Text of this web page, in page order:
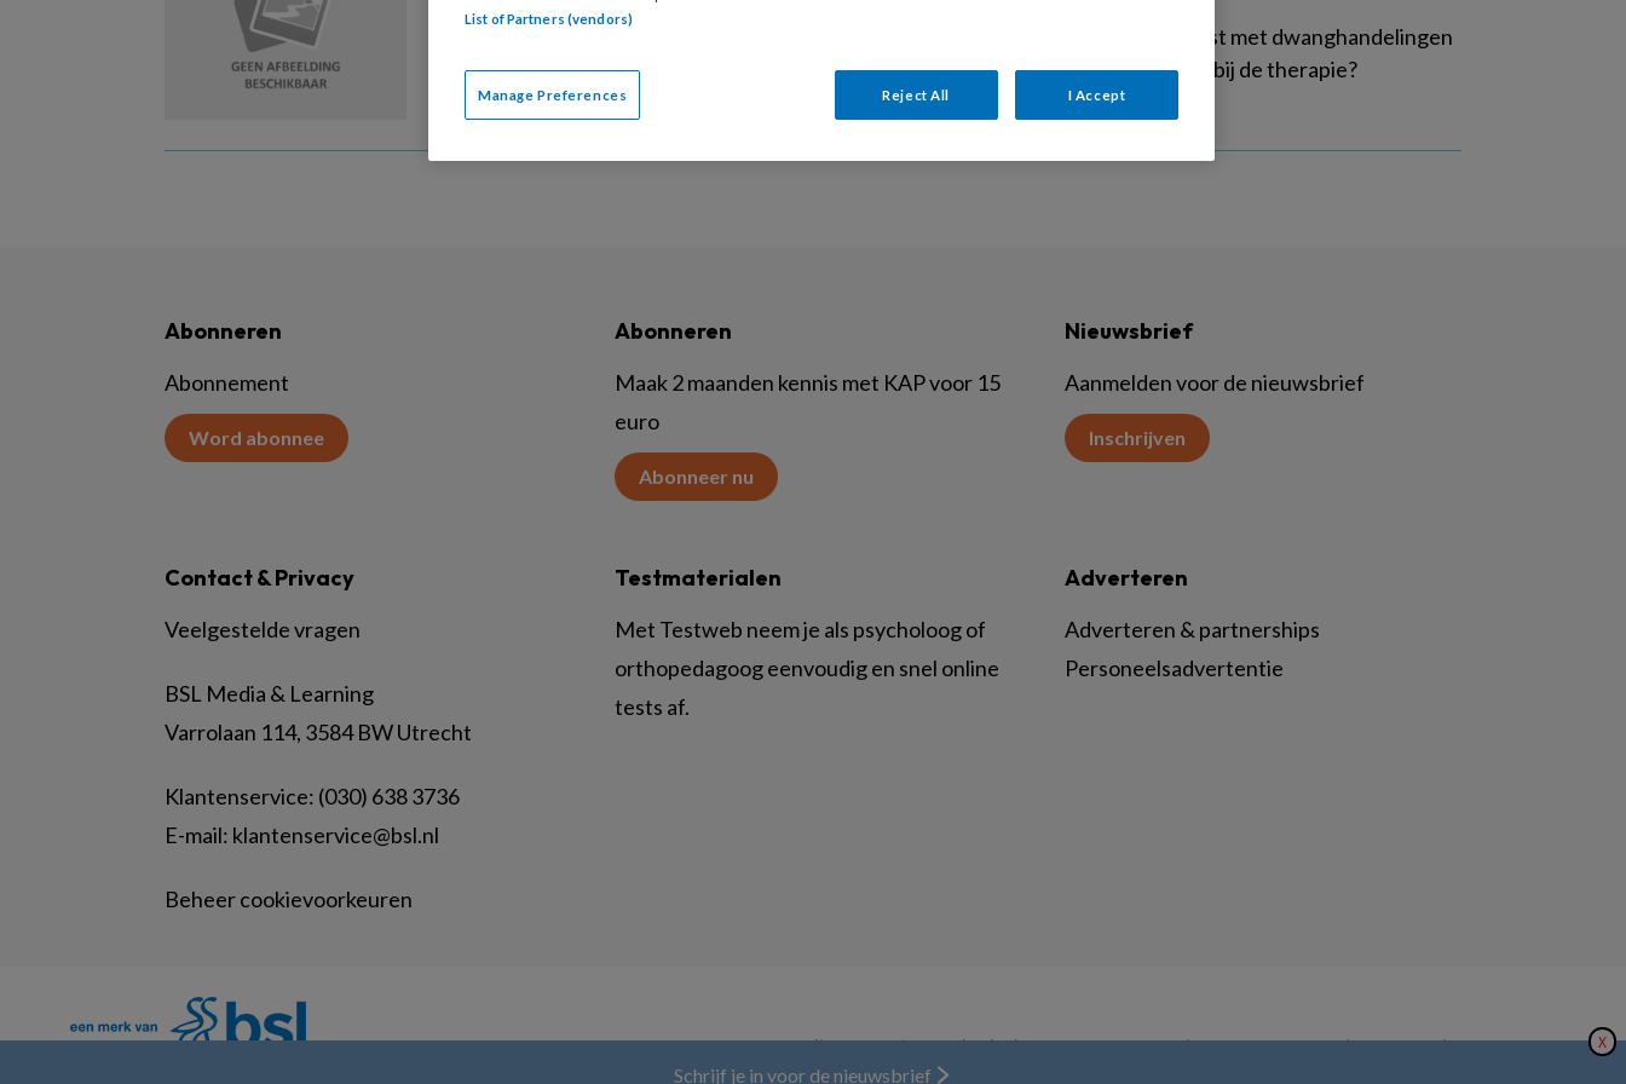
Hoe behandel je een kind met een (ernstige) dwangstoornis? Wat doe je als de lijst met dwanghandelingen
eindeloos lang is of een jongere niets voelt voor exposure? Hoe betrek je ouders bij de therapie?
Abonneren
Abonnement
Word abonnee
Abonneren
Maak 2 maanden kennis met KAP voor 15
euro
Abonneer nu
Nieuwsbrief
Aanmelden voor de nieuwsbrief
Inschrijven
Contact & Privacy
Veelgestelde vragen
BSL Media & Learning
Varrolaan 114, 3584 BW Utrecht
Klantenservice: (030) 638 3736
E-mail: klantenservice@bsl.nl
Beheer cookievoorkeuren
Testmaterialen
Met Testweb neem je als psycholoog of
orthopedagoog eenvoudig en snel online
tests af.
Adverteren
Adverteren & partnerships
Personeelsadvertentie
© BSL Media & Learning, onderdeel vanSpringer Nature|Privacy Statement|Disclaimer|Voorwaarden X
Schrijf je in voor de nieuwsbrief
List of Partners (vendors)
Manage Preferences Reject All I Accept